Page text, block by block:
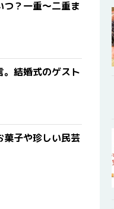
？一重〜二重ま
。結婚式のゲスト
菓子や珍しい民芸